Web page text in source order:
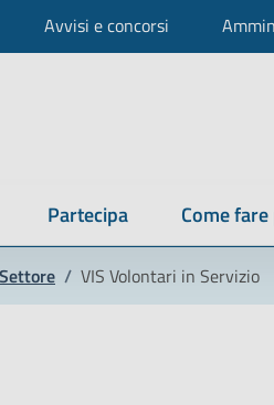
Avvisi e concorsi
Partecipa Come
/ VIS Volontari in Servizio